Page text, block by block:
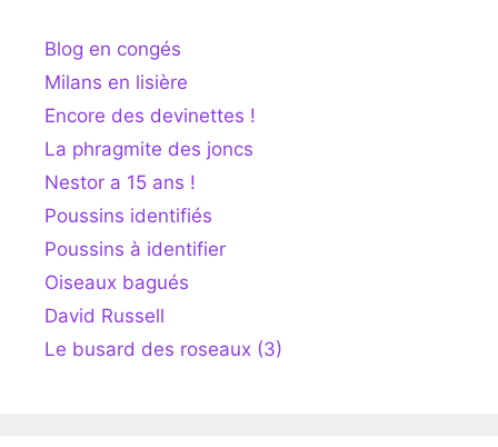
Blog en congés
Milans en lisière
Encore des devinettes !
La phragmite des joncs
Nestor a 15 ans !
Poussins identifiés
Poussins à identifier
Oiseaux bagués
David Russell
Le busard des roseaux (3)